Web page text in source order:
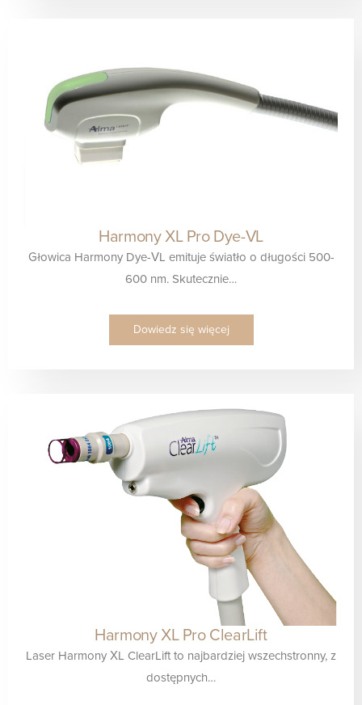
Harmony XL Pro Dye-VL
Głowica Harmony Dye-VL emituje światło o długości 500-
600 nm. Skutecznie…
Dowiedz się więcej
Harmony XL Pro ClearLift
Laser Harmony XL ClearLift to najbardziej wszechstronny, z
dostępnych…